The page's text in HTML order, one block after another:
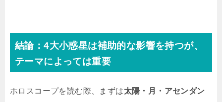
結論：4大小惑星は補助的な影響を持つが、
テーマによっては重要
ホロスコープを読む際、まずは太陽・月・アセンダン